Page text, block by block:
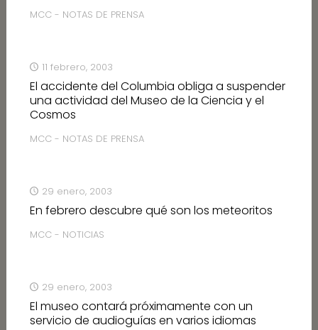
MCC - NOTAS DE PRENSA
11 febrero, 2003
El accidente del Columbia obliga a suspender
una actividad del Museo de la Ciencia y el
Cosmos
MCC - NOTAS DE PRENSA
29 enero, 2003
En febrero descubre qué son los meteoritos
MCC - NOTICIAS
29 enero, 2003
El museo contará próximamente con un
servicio de audioguías en varios idiomas